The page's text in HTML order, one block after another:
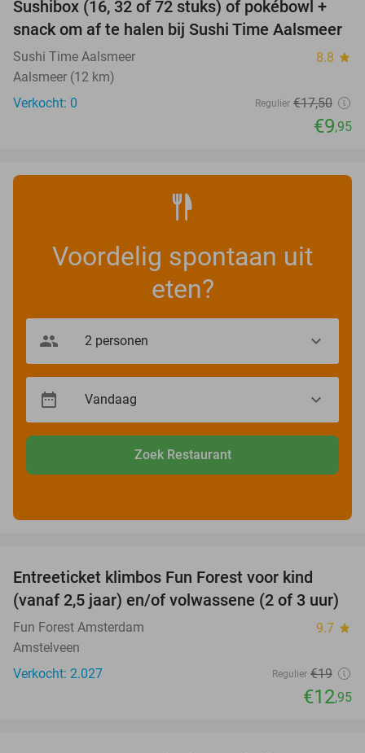
43%
TODAY
Sushibox (16, 32 of 72 stuks) of pokébowl +
snack om af te halen bij Sushi Time Aalsmeer
Sushi Time Aalsmeer 8.8 star
Aalsmeer (12 km)
Verkocht: 0
Regulier €17,50
€9,95
Voordelig spontaan uit
eten?
Zoek Restaurant
Entreeticket klimbos Fun Forest voor kind
(vanaf 2,5 jaar) en/of volwassene (2 of 3 uur)
Fun Forest Amsterdam 9.7 star
Amstelveen
Verkocht: 2.027
Regulier €19
€12,95